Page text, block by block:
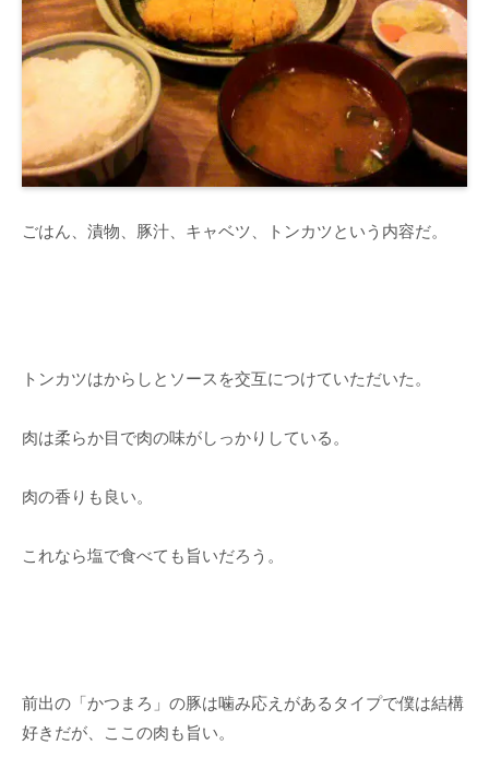
ごはん、漬物、豚汁、キャベツ、トンカツという内容だ。
トンカツはからしとソースを交互につけていただいた。
肉は柔らか目で肉の味がしっかりしている。
肉の香りも良い。
これなら塩で食べても旨いだろう。
前出の「かつまろ」の豚は噛み応えがあるタイプで僕は結構
好きだが、ここの肉も旨い。